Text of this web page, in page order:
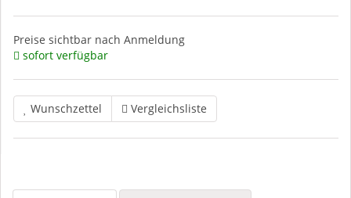
Preise sichtbar nach Anmeldung
sofort verfügbar
Wunschzettel Vergleichsliste